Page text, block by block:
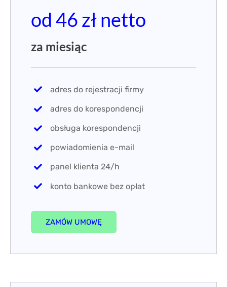
od 46 zł netto
za miesiąc
adres do rejestracji firmy
adres do korespondencji
obsługa korespondencji
powiadomienia e-mail
panel klienta 24/h
konto bankowe bez opłat
ZAMÓW UMOWĘ